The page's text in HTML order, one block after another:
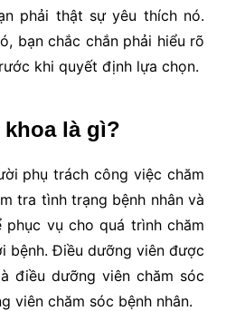
phải thật sự yêu thích nó.
bạn chắc chắn phải hiểu rõ
khi quyết định lựa chọn.
là gì?
phụ trách công việc chăm
tra tình trạng bệnh nhân và
vụ cho quá trình chăm
bệnh. Điều dưỡng viên được
điều dưỡng viên chăm sóc
viên chăm sóc bệnh nhân.